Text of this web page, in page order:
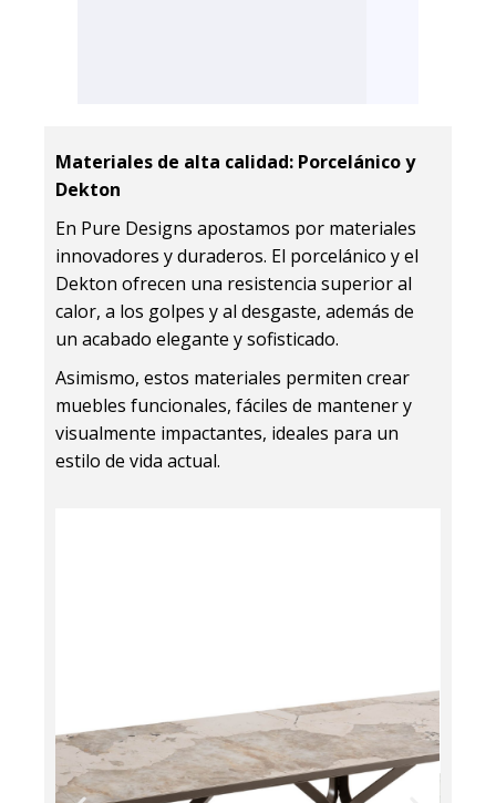
MUEBLES DE
DISEÑO
En Pure Designs somos
especialistas en el diseño
y fabricación de muebles
de Dekton y ceramica.
Una solución perfecta
para quienes buscan
piezas de mobiliario
contemporáneo,
resistentes y con una
estética sofisticada.
Materiales de alta calidad: Porcelánico y
Dekton
En Pure Designs apostamos por materiales
innovadores y duraderos. El porcelánico y el
Dekton ofrecen una resistencia superior al
calor, a los golpes y al desgaste, además de
un acabado elegante y sofisticado.
Asimismo, estos materiales permiten crear
muebles funcionales, fáciles de mantener y
visualmente impactantes, ideales para un
estilo de vida actual.